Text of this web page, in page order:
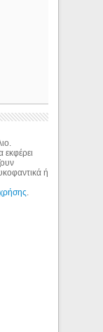
εκφέρει
ή